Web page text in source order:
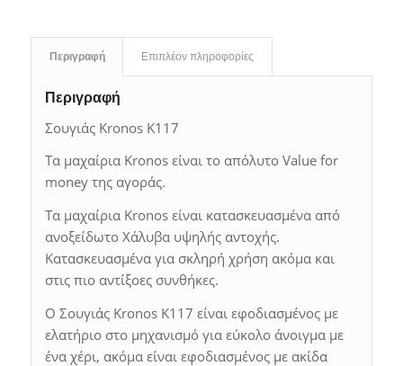
Περιγραφή Επιπλέον πληροφορίες
Περιγραφή
Σουγιάς Kronos K117
Τα μαχαίρια Kronos είναι το απόλυτο Value for
money της αγοράς.
Τα μαχαίρια Kronos είναι κατασκευασμένα από
ανοξείδωτο Χάλυβα υψηλής αντοχής.
Κατασκευασμένα για σκληρή χρήση ακόμα και
στις πιο αντίξοες συνθήκες.
Ο Σουγιάς Kronos K117 είναι εφοδιασμένος με
ελατήριο στο μηχανισμό για εύκολο άνοιγμα με
ένα χέρι, ακόμα είναι εφοδιασμένος με ακίδα